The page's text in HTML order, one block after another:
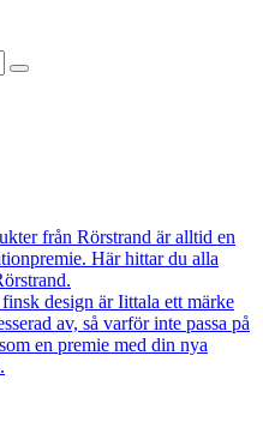
från Rörstrand är alltid en
Här hittar du alla
design är Iittala ett märke
av, så varför inte passa på
en premie med din nya